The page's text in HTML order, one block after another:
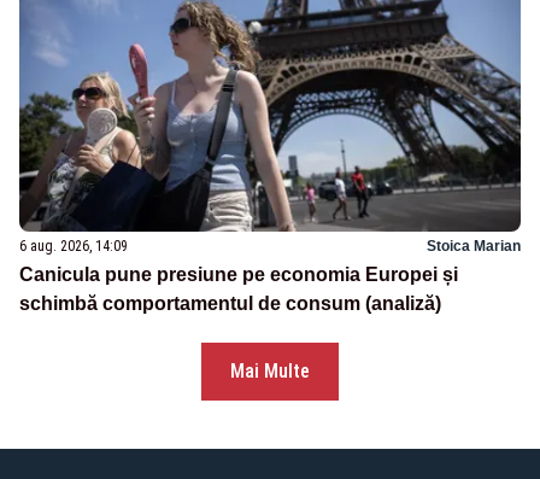
6 aug. 2026, 14:09 Stoica Marian
Canicula pune presiune pe economia Europei și
schimbă comportamentul de consum (analiză)
Mai Multe